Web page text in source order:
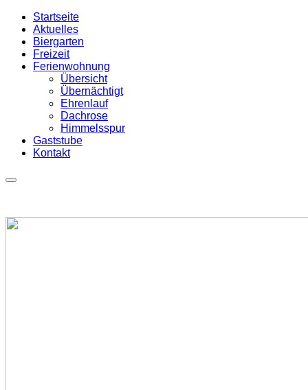
Startseite
Aktuelles
Biergarten
Freizeit
Ferienwohnung
Übersicht
Übernächtigt
Ehrenlauf
Dachrose
Himmelsspur
Gaststube
Kontakt